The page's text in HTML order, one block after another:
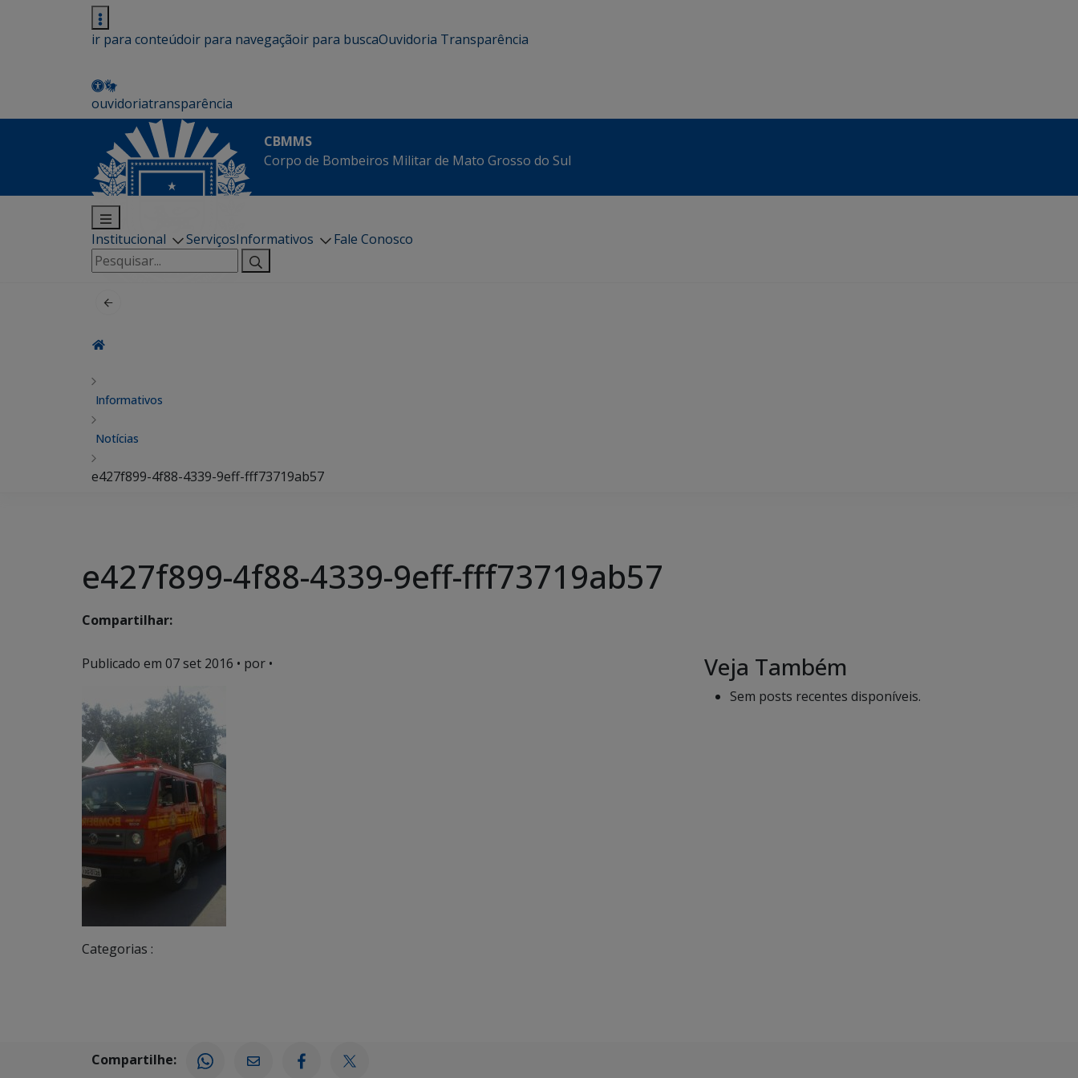
ir para conteúdoir para navegaçãoir para buscaOuvidoria Transparência
ouvidoriatransparência
CBMMS
Corpo de Bombeiros Militar de Mato Grosso do Sul
Institucional ServiçosInformativos
Fale Conosco
Pesquisar
por:
Informativos
Notícias
e427f899-4f88-4339-9eff-fff73719ab57
e427f899-4f88-4339-9eff-fff73719ab57
Compartilhar:
Publicado em 07 set 2016 • por •
Categorias :
Veja Também
Sem posts recentes disponíveis.
Compartilhe: